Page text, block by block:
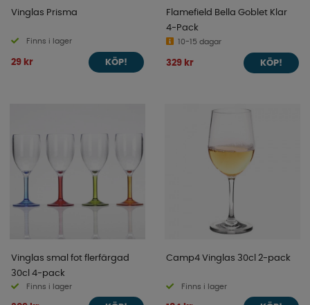
Vinglas Prisma
Finns i lager
29 kr KÖP!
Flamefield Bella Goblet Klar
4-Pack
10-15 dagar
329 kr KÖP!
Vinglas smal fot flerfärgad
30cl 4-pack
Finns i lager
Camp4 Vinglas 30cl 2-pack
Finns i lager